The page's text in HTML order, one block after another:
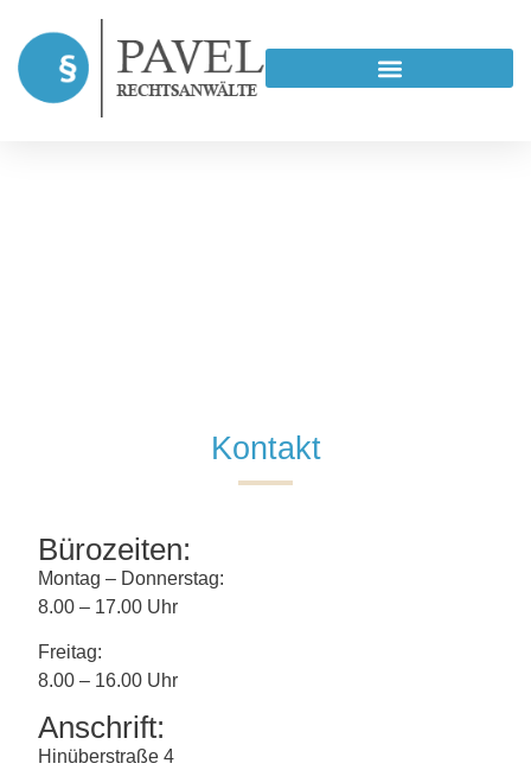
Kontakt
Bürozeiten:
Montag – Donnerstag:
8.00 – 17.00 Uhr
Freitag:
8.00 – 16.00 Uhr
Anschrift:
Hinüberstraße 4